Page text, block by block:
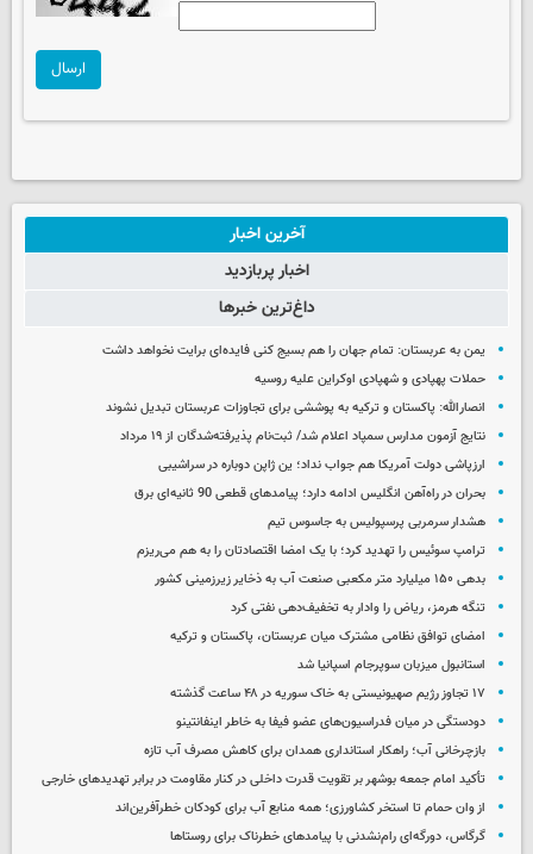
ارسال
آخرین اخبار
اخبار پربازدید
داغ‌ترین خبرها
یمن به عربستان: تمام جهان را هم بسیج کنی فایده‌ای برایت نخواهد داشت
حملات پهپادی و شهپادی اوکراین علیه روسیه
انصارالله: پاکستان و ترکیه به پوششی برای تجاوزات عربستان تبدیل نشوند
نتایج آزمون مدارس سمپاد اعلام شد/ ثبت‌نام پذیرفته‌شدگان از ۱۹ مرداد
ارزپاشی دولت آمریکا هم جواب نداد؛ ین ژاپن دوباره در سراشیبی
بحران در راه‌آهن انگلیس ادامه دارد؛ پیامدهای قطعی 90 ثانیه‌ای برق
هشدار سرمربی پرسپولیس به جاسوس تیم
ترامپ سوئیس را تهدید کرد؛ با یک امضا اقتصادتان را به هم می‌ریزم
بدهی ۱۵۰ میلیارد متر مکعبی صنعت آب به ذخایر زیرزمینی کشور
تنگه هرمز، ریاض را وادار به تخفیف‌دهی نفتی کرد
امضای توافق نظامی مشترک میان عربستان، پاکستان و ترکیه
استانبول میزبان سوپرجام اسپانیا شد
۱۷ تجاوز رژیم صهیونیستی به خاک سوریه در ۴۸ ساعت گذشته
دودستگی در میان فدراسیون‌های عضو فیفا به خاطر اینفانتینو
بازچرخانی آب؛ راهکار استانداری همدان برای کاهش مصرف آب تازه
تأکید امام جمعه بوشهر بر تقویت قدرت داخلی در کنار مقاومت در برابر تهدیدهای خارجی
از وان حمام تا استخر کشاورزی؛ همه منابع آب برای کودکان خطرآفرین‌اند
گرگاس، دورگه‌ای رام‌نشدنی با پیامدهای خطرناک برای روستاها